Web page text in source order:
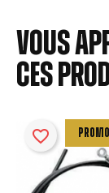
Vous
ces
favorite_border